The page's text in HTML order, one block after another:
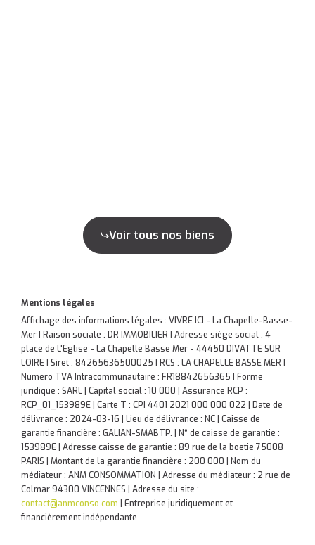
Voir tous nos biens
Mentions légales
Affichage des informations légales : VIVRE ICI - La Chapelle-Basse-
Mer | Raison sociale : DR IMMOBILIER | Adresse siège social : 4
place de L'Eglise - La Chapelle Basse Mer - 44450 DIVATTE SUR
LOIRE | Siret : 84265636500025 | RCS : LA CHAPELLE BASSE MER |
Numero TVA Intracommunautaire : FR18842656365 | Forme
juridique : SARL | Capital social : 10 000 | Assurance RCP :
RCP_01_153989E | Carte T : CPI 4401 2021 000 000 022 | Date de
délivrance : 2024-03-16 | Lieu de délivrance : NC | Caisse de
garantie financière : GALIAN-SMABTP. | N° de caisse de garantie :
153989E | Adresse caisse de garantie : 89 rue de la boetie 75008
PARIS | Montant de la garantie financière : 200 000 | Nom du
médiateur : ANM CONSOMMATION | Adresse du médiateur : 2 rue de
Colmar 94300 VINCENNES | Adresse du site :
contact@anmconso.com
Entreprise juridiquement et
financièrement indépendante